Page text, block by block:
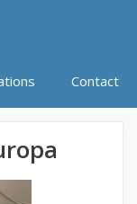
Contact